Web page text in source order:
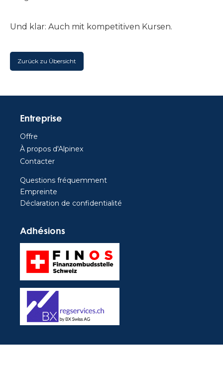
Und klar: Auch mit kompetitiven Kursen.
Zurück zu Übersicht
Entreprise
Offre
À propos d'Alpinex
Contacter
Questions fréquemment
Empreinte
Déclaration de confidentialité
Adhésions